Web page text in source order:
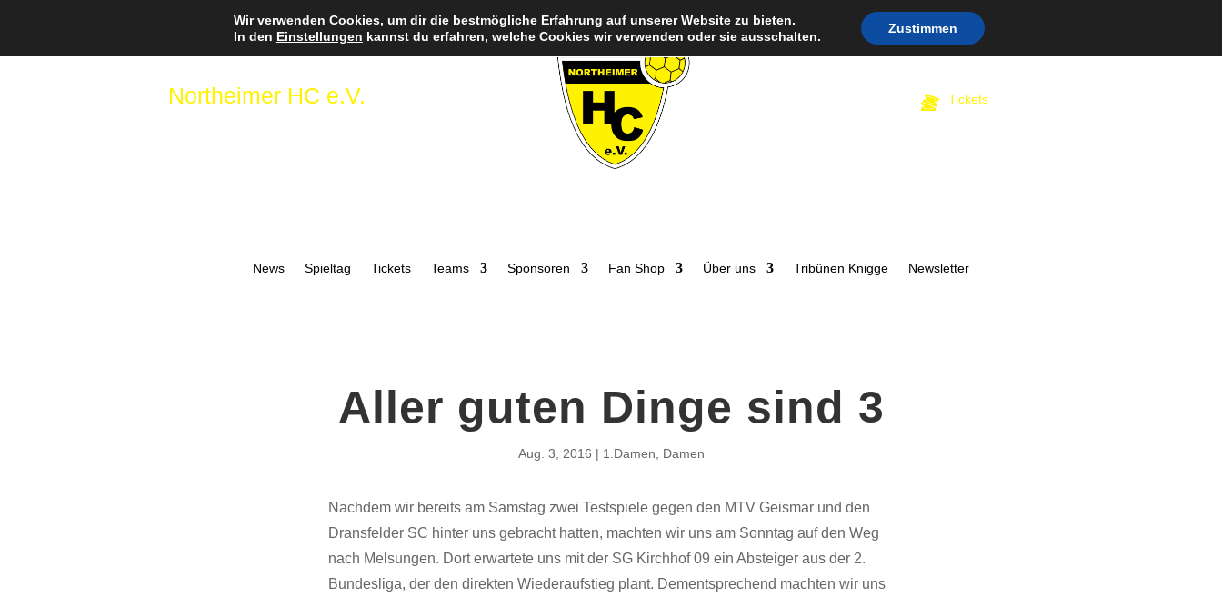
Northeimer HC e.V. Tickets
News Spieltag Tickets Teams Sponsoren Fan Shop Über uns Tribünen Knigge Newsletter
Aller guten Dinge sind 3
Aug. 3, 2016 1.Damen Damen
Nachdem wir bereits am Samstag zwei Testspiele gegen den MTV Geismar und den
Dransfelder SC hinter uns gebracht hatten, machten wir uns am Sonntag auf den Weg
nach Melsungen. Dort erwartete uns mit der SG Kirchhof 09 ein Absteiger aus der 2.
Bundesliga, der den direkten Wiederaufstieg plant. Dementsprechend machten wir uns
Wir verwenden Cookies, um dir die bestmögliche Erfahrung auf unserer Website zu bieten.
In den Einstellungen kannst du erfahren, welche Cookies wir verwenden oder sie ausschalten.
Zustimmen